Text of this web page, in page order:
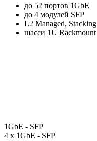
до 52 портов 1GbE
до 4 модулей SFP
L2 Managed, Stacking
шасси 1U Rackmount
1GbE - SFP
4 x 1GbE - SFP